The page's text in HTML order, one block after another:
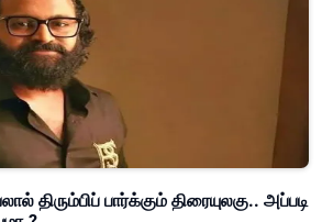
திரும்பிப் பார்க்கும் திரையுலகு.. அப்படி